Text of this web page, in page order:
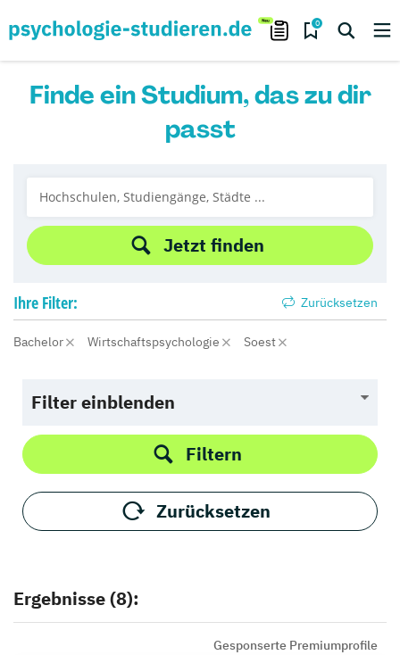
0
Finde ein Studium, das zu dir
passt
Jetzt finden
Ihre Filter: Zurücksetzen
Bachelor Wirtschaftspsychologie Soest
Filter einblenden
Filtern
Zurücksetzen
Ergebnisse (8):
Gesponserte Premiumprofile